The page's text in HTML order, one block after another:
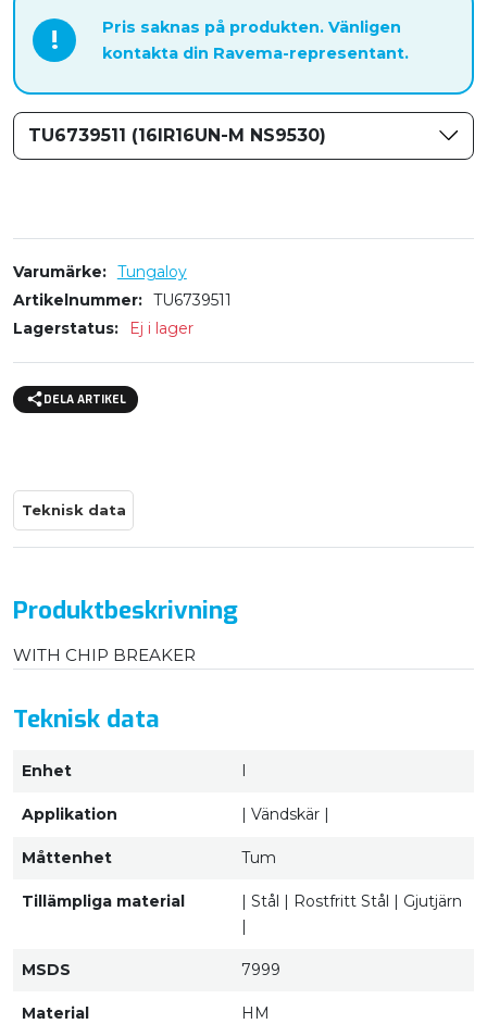
!
Pris saknas på produkten. Vänligen
kontakta din Ravema-representant.
TU6739511 (16IR16UN-M NS9530)
Varumärke
Tungaloy
Artikelnummer
TU6739511
Lagerstatus
Ej i lager
DELA ARTIKEL
Teknisk data
Produktbeskrivning
WITH CHIP BREAKER
Teknisk data
Enhet I
Applikation | Vändskär |
Måttenhet Tum
Tillämpliga material
| Stål | Rostfritt Stål | Gjutjärn
|
MSDS 7999
Material HM